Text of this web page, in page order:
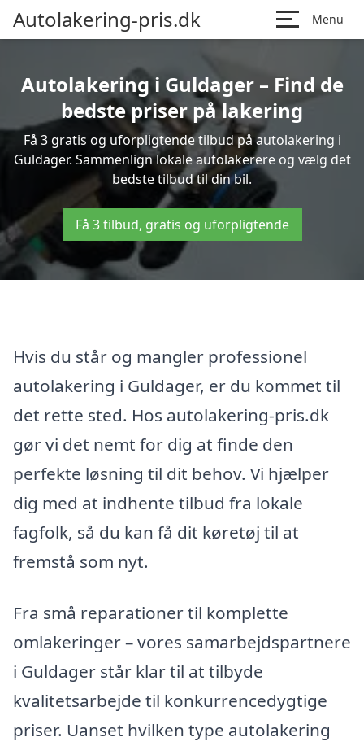
Autolakering-pris.dk Menu
Autolakering i Guldager – Find de
bedste priser på lakering
Få 3 gratis og uforpligtende tilbud på autolakering i
Guldager. Sammenlign lokale autolakerere og vælg det
bedste tilbud til din bil.
Få 3 tilbud, gratis og uforpligtende
Hvis du står og mangler professionel
autolakering i Guldager, er du kommet til
det rette sted. Hos autolakering-pris.dk
gør vi det nemt for dig at finde den
perfekte løsning til dit behov. Vi hjælper
dig med at indhente tilbud fra lokale
fagfolk, så du kan få dit køretøj til at
fremstå som nyt.
Fra små reparationer til komplette
omlakeringer – vores samarbejdspartnere
i Guldager står klar til at tilbyde
kvalitetsarbejde til konkurrencedygtige
priser. Uanset hvilken type autolakering